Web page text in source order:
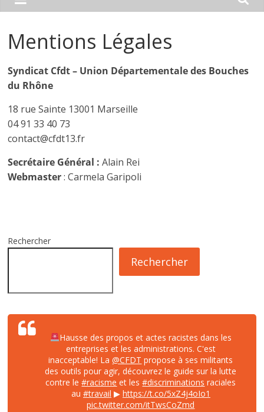
Mentions Légales
Syndicat Cfdt – Union Départementale des Bouches
du Rhône
18 rue Sainte 13001 Marseille
04 91 33 40 73
contact@cfdt13.fr
Secrétaire Général : Alain Rei
Webmaster: Carmela Garipoli
Rechercher
Rechercher
Hausse des propos et actes racistes dans les
entreprises et les administrations. C'est
inacceptable! La@CFDT propose à ses militants
des outils pour agir, découvrez le guide sur la lutte
contre le#racisme et les#discriminations raciales
au #travail ▶ https://t.co/5xZ4j4oIo1
pic.twitter.com/itTwsCoZmd